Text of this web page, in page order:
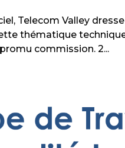
Telecom Valley
thématique
commission. 2...